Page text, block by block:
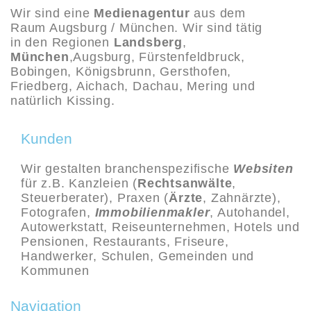
Wir sind eine Medienagentur aus dem
Raum Augsburg / München. Wir sind tätig
in den Regionen Landsberg,
München,Augsburg, Fürstenfeldbruck,
Bobingen, Königsbrunn, Gersthofen,
Friedberg, Aichach, Dachau, Mering und
natürlich Kissing.
Kunden
Wir gestalten branchenspezifische Websiten
für z.B. Kanzleien (Rechtsanwälte,
Steuerberater), Praxen (Ärzte, Zahnärzte),
Fotografen, Immobilienmakler, Autohandel,
Autowerkstatt, Reiseunternehmen, Hotels und
Pensionen, Restaurants, Friseure,
Handwerker, Schulen, Gemeinden und
Kommunen
Navigation